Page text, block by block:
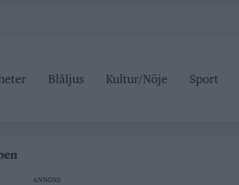
Blåljus Kultur/Nöje Sport
tre dagar
ANNONS